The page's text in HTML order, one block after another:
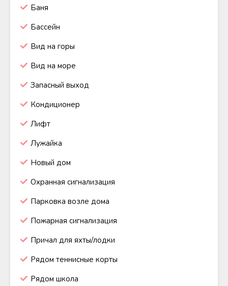
Баня
Бассейн
Вид на горы
Вид на море
Запасный выход
Кондиционер
Лифт
Лужайка
Новый дом
Охранная сигнализация
Парковка возле дома
Пожарная сигнализация
Причал для яхты/лодки
Рядом теннисные корты
Рядом школа